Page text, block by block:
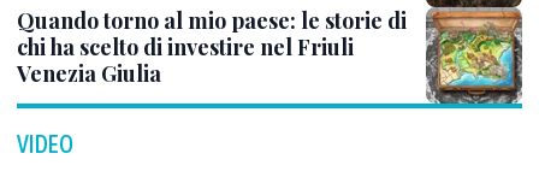
Quando torno al mio paese: le storie di
chi ha scelto di investire nel Friuli
Venezia Giulia
VIDEO